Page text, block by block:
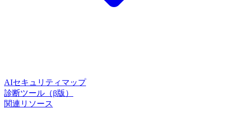
AIセキュリティマップ
診断ツール（β版）
関連リソース